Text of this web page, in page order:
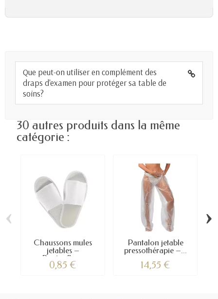
Que peut-on utiliser en complément des
draps d'examen pour protéger sa table de
soins?
30 autres produits dans la même
catégorie :
Chaussons mules
jetables –
Pantoufles...
0,85 €
Pantalon jetable
pressothérapie –...
14,55 €
‹ ›